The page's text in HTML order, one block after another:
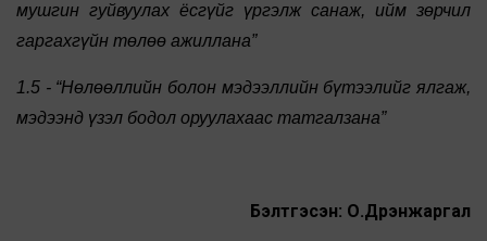
мушгин гуйвуулах ёсгүйг үргэлж санаж, ийм зөрчил
гаргахгүйн төлөө ажиллана”
1.5 - “Нөлөөллийн болон мэдээллийн бүтээлийг ялгаж,
мэдээнд үзэл бодол оруулахаас татгалзана”
Бэлтгэсэн: О.Дүүрэнжаргал